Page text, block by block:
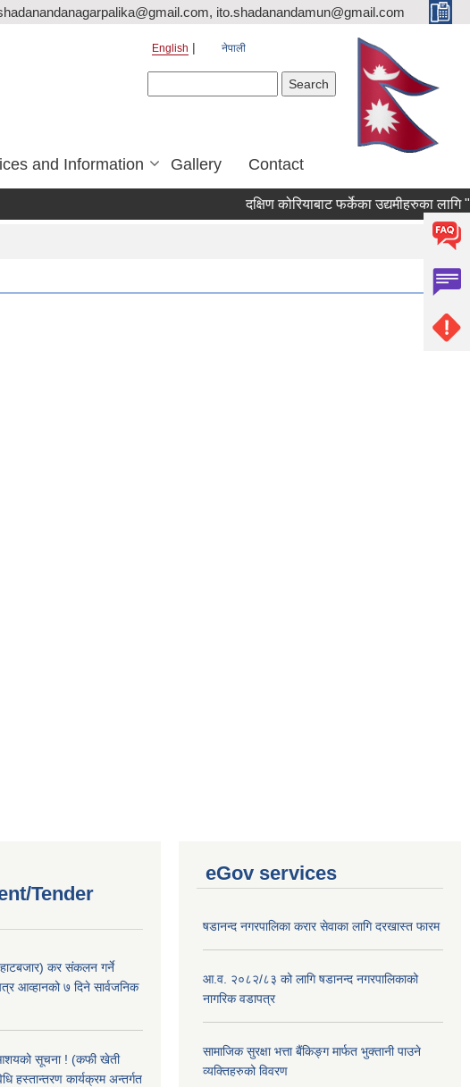
ito.shadanandamun@gmail.com
English नेपाली
and Information Gallery Contact
दक्षिण कोरियाबाट फर्केका उद्यमीहरुका लागि
Tender
हाटबजार) कर संकलन गर्ने
आव्हानको ७ दिने सार्वजनिक
सूचना ! (कफी खेती
हस्तान्तरण कार्यक्रम अन्तर्गत
eGov services
षडानन्द नगरपालिका करार सेवाका लागि दरखास्त फारम
आ.व. २०८२/८३ को लागि षडानन्द नगरपालिकाको
नागरिक वडापत्र
सामाजिक सुरक्षा भत्ता बैंकिङ्ग मार्फत भुक्तानी पाउने
व्यक्तिहरुको विवरण